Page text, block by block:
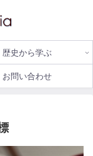
歴史から学ぶ
お問い合わせ